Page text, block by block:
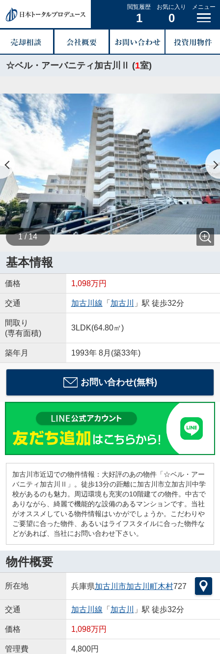
閲覧履歴
1
お気に入り
0
メニュー
☆ベル・アーバニティ加古川Ⅱ (1室)
1 / 14
基本情報
価格 1,098万円
交通 加古川線 「 加古川 」駅 徒歩32分
間取り
(専有面積)
3LDK(64.80㎡)
築年月 1993年 8月(築33年)
お問い合わせ(無料)
加古川市近辺での物件情報：大好評のあの物件「☆ベル・アー
バニティ加古川Ⅱ」。徒歩13分の距離に加古川市立加古川中学
校があるのも魅力。周辺環境も充実の10階建ての物件。中古で
ありながら、綺麗で機能的な設備のあるマンションです。当社
がオススメしている物件情報はいかがでしょうか。こだわりや
ご要望に合った物件、あるいはライフスタイルに合った物件な
どがあれば、当社にお問い合わせ下さい。
物件概要
所在地 兵庫県加古川市加古川町木村727
交通 加古川線 「 加古川 」駅 徒歩32分
価格 1,098万円
管理費 4,800円